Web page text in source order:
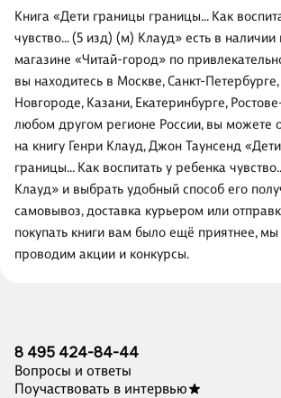
Книга «Дети границы границы… Как
чувство… (5 изд) (м) Клауд» есть в наличии
магазине «Читай-город» по
вы находитесь в Москве, Санкт-
Новгороде, Казани, Екатеринбурге,
любом другом регионе России, вы можете
на книгу Генри Клауд, Джон Таунсенд
границы… Как воспитать у ребенка
Клауд» и выбрать удобный способ его
самовывоз, доставка курьером или
покупать книги вам было ещё приятнее,
проводим акции и конкурсы.
8 495 424-84-44
Вопросы и ответы
Поучаствовать в интервью